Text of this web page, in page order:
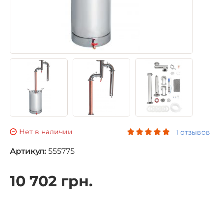
Нет в наличии 1 отзывов
Артикул: 555775
10 702 грн.